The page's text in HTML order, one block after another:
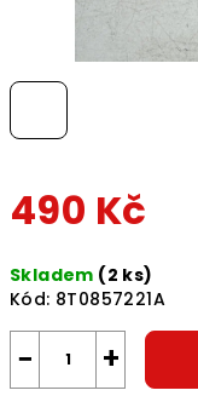
490 Kč
cena:
Skladem (2 ks)
Kód: 8T0857221A
+
−